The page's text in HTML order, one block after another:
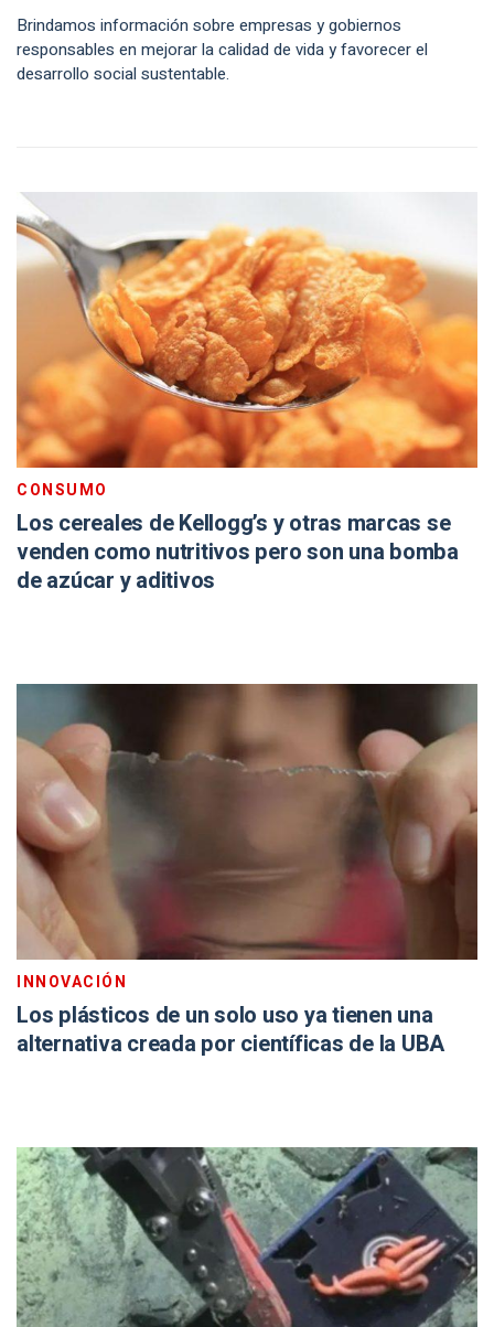
Brindamos información sobre empresas y gobiernos
responsables en mejorar la calidad de vida y favorecer el
desarrollo social sustentable.
CONSUMO
Los cereales de Kellogg’s y otras marcas se
venden como nutritivos pero son una bomba
de azúcar y aditivos
INNOVACIÓN
Los plásticos de un solo uso ya tienen una
alternativa creada por científicas de la UBA